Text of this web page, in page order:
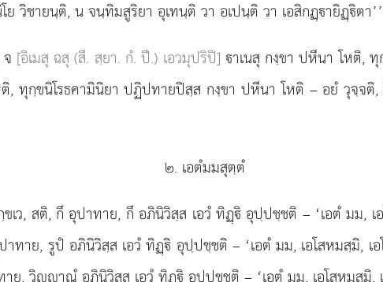
ชายนฺติ, น จนฺทิมสูริยา อุเทนฺติ วา อเปนฺติ วา เอสิกฏฺายิฏฺิตา
[อิเมสุ ฉสุ (สี. สฺยา. กํ. ปี.) เอวมุปริปิ] าเนสุ กงฺขา ปหีนาโหติ, ทุ
ทุกฺขนิโรธคามินิยา ปฏิปทายปิสฺส กงฺขา ปหีนา โหติ – อยํ วุจฺจติ,
๒. เอตํมมสุตฺตํ
เว, สติ, กึ อุปาทาย, กึ อภินิวิสฺส เอวํ ทิฏฺิ อุปฺปชฺชติ – ‘เอตํ มม, เ
าทาย, รูปํ อภินิวิสฺส เอวํ ทิฏฺิ อุปฺปชฺชติ – ‘เอตํ มม, เอโสหมสฺมิ,
วิฺาณํ อภินิวิสฺส เอวํ ทิฏฺิ อุปฺปชฺชติ – ‘เอตํ มม, เอโสหมสฺมิ, เ